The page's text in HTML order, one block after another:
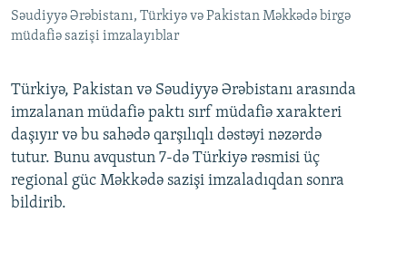
Səudiyyə Ərəbistanı, Türkiyə və Pakistan Məkkədə birgə
müdafiə sazişi imzalayıblar
Türkiyə, Pakistan və Səudiyyə Ərəbistanı arasında
imzalanan müdafiə paktı sırf müdafiə xarakteri
daşıyır və bu sahədə qarşılıqlı dəstəyi nəzərdə
tutur. Bunu avqustun 7-də Türkiyə rəsmisi üç
regional güc Məkkədə sazişi imzaladıqdan sonra
bildirib.